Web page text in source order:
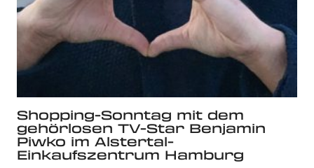
Shopping-Sonntag mit dem
gehörlosen TV-Star Benjamin
Piwko im Alstertal-
Einkaufszentrum Hamburg